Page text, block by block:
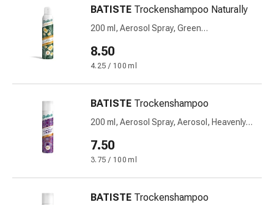
Wundbehandlung
Wundverschlussstreifen
Tupfer
Ohren
und
Augen
Ohrenpflege
Augentropfen
BATISTE Trockenshampoo Naturally
200 ml, Aerosol Spray, Green
8.50
4.25 / 100 ml
BATISTE Trockenshampoo
200 ml, Aerosol Spray, Aerosol, Heavenly
7.50
3.75 / 100 ml
BATISTE Trockenshampoo